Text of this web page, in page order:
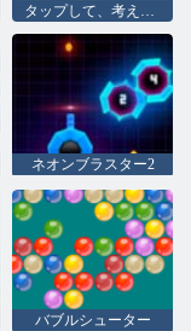
タップして、考えて、子猫を救ってください!
ネオンブラスター2
バブルシューター